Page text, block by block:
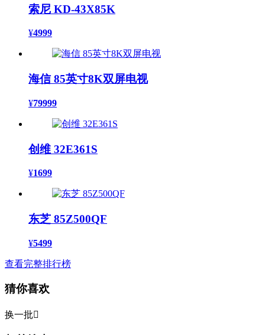
索尼 KD-43X85K
¥4999
海信 85英寸8K双屏电视
¥79999
创维 32E361S
¥1699
东芝 85Z500QF
¥5499
查看完整排行榜
猜你喜欢
换一批